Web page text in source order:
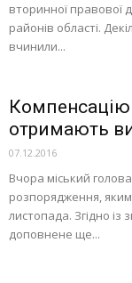
вторинної правової
районів області.
вчинили...
Компенсацію
отримають
07.12.2016
Вчора міський
розпорядження, яким
листопада. Згідно
доповнене ще...